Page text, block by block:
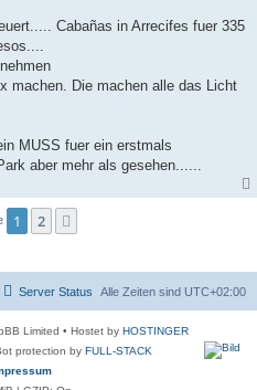
Cabañas in Arrecifes fuer 335
machen. Die machen alle das Licht
MUSS fuer ein erstmals
aber mehr als gesehen......
1 2
Alle Zeiten sind UTC+02:00
Server Status
Limited • Hostet by HOSTINGER
protection by FULL-STACK